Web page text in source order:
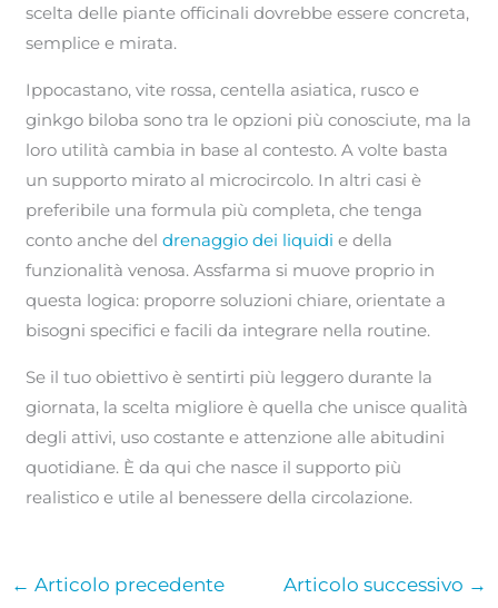
scelta delle piante officinali dovrebbe essere concreta,
semplice e mirata.
Ippocastano, vite rossa, centella asiatica, rusco e
ginkgo biloba sono tra le opzioni più conosciute, ma la
loro utilità cambia in base al contesto. A volte basta
un supporto mirato al microcircolo. In altri casi è
preferibile una formula più completa, che tenga
conto anche deldrenaggio dei liquidi e della
funzionalità venosa. Assfarma si muove proprio in
questa logica: proporre soluzioni chiare, orientate a
bisogni specifici e facili da integrare nella routine.
Se il tuo obiettivo è sentirti più leggero durante la
giornata, la scelta migliore è quella che unisce qualità
degli attivi, uso costante e attenzione alle abitudini
quotidiane. È da qui che nasce il supporto più
realistico e utile al benessere della circolazione.
← Articolo precedente Articolo successivo →